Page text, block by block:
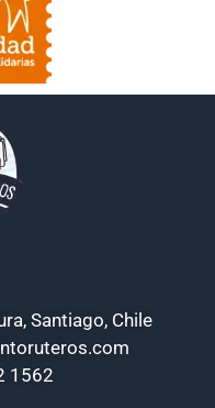
Santiago, Chile
1562